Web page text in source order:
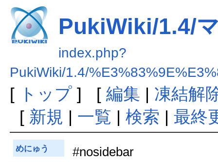
PukiWiki/1.4/
index.php?
PukiWiki/1.4/
[ トップ] [ 編集 | 凍結解
[ 新規 | 一覧 | 検索 | 最終
めにゅう #nosidebar